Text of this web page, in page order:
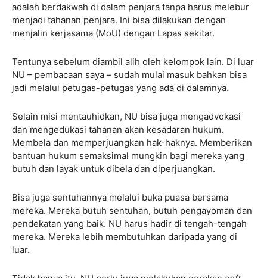
adalah berdakwah di dalam penjara tanpa harus melebur
menjadi tahanan penjara. Ini bisa dilakukan dengan
menjalin kerjasama (MoU) dengan Lapas sekitar.
Tentunya sebelum diambil alih oleh kelompok lain. Di luar
NU – pembacaan saya – sudah mulai masuk bahkan bisa
jadi melalui petugas-petugas yang ada di dalamnya.
Selain misi mentauhidkan, NU bisa juga mengadvokasi
dan mengedukasi tahanan akan kesadaran hukum.
Membela dan memperjuangkan hak-haknya. Memberikan
bantuan hukum semaksimal mungkin bagi mereka yang
butuh dan layak untuk dibela dan diperjuangkan.
Bisa juga sentuhannya melalui buka puasa bersama
mereka. Mereka butuh sentuhan, butuh pengayoman dan
pendekatan yang baik. NU harus hadir di tengah-tengah
mereka. Mereka lebih membutuhkan daripada yang di
luar.